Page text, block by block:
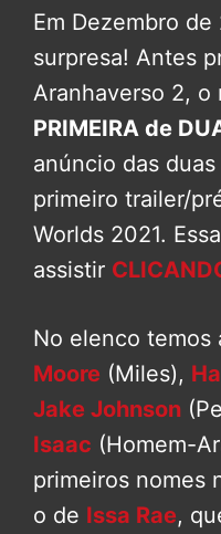
Em Dezembro de
surpresa! Antes
Aranhaverso 2, o
PRIMEIRA de
anúncio das
primeiro trailer/
Worlds 2021.
assistir
No elenco temos
Moore (Miles),
Jake Johnson
Isaac (Homem-
primeiros nomes
o de Issa Rae,